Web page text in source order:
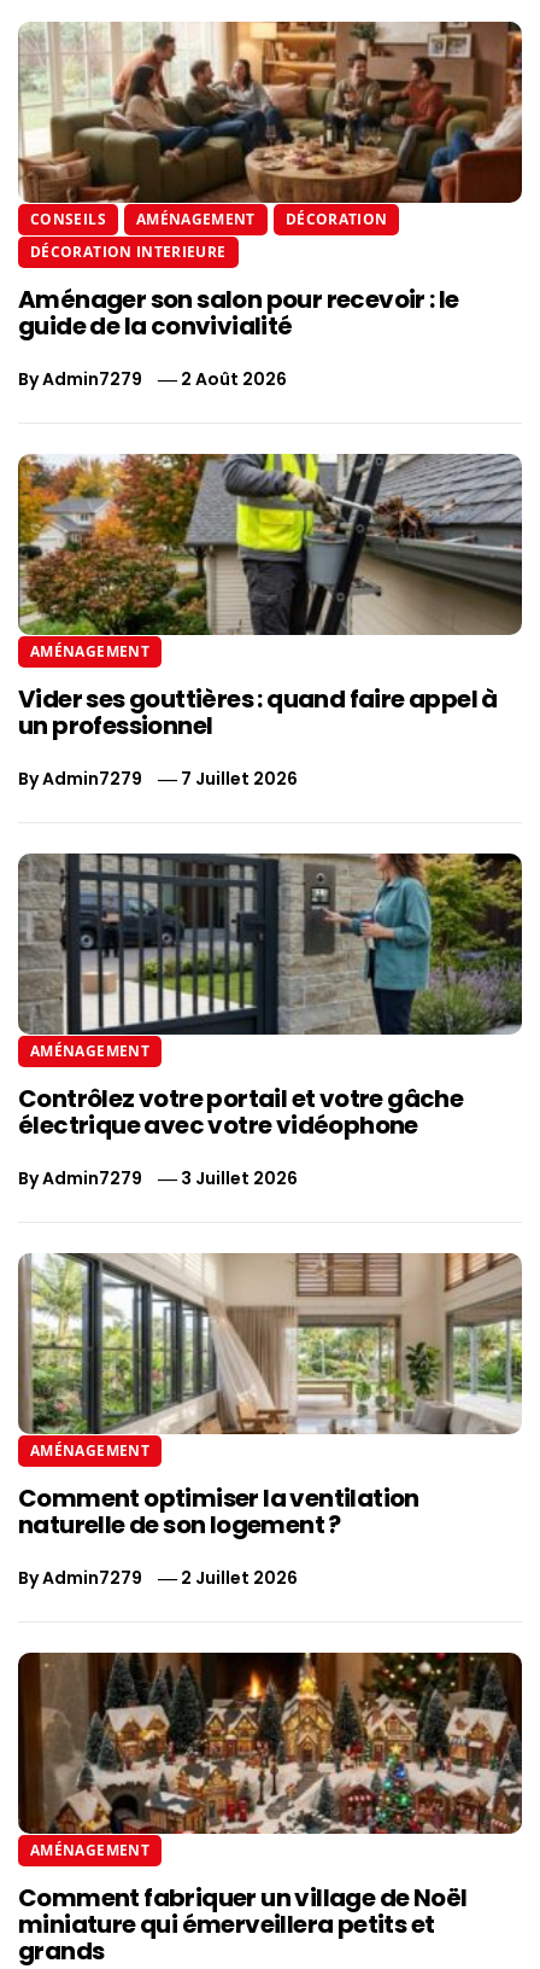
CONSEILS AMÉNAGEMENT
DÉCORATION
DÉCORATION INTERIEURE
Aménager son salon pour recevoir : le
guide de la convivialité
ByAdmin7279 2 Août 2026
AMÉNAGEMENT
Vider ses gouttières : quand faire appel à
un professionnel
ByAdmin7279 7 Juillet 2026
AMÉNAGEMENT
Contrôlez votre portail et votre gâche
électrique avec votre vidéophone
ByAdmin7279 3 Juillet 2026
AMÉNAGEMENT
Comment optimiser la ventilation
naturelle de son logement ?
ByAdmin7279 2 Juillet 2026
AMÉNAGEMENT
Comment fabriquer un village de Noël
miniature qui émerveillera petits et
grands